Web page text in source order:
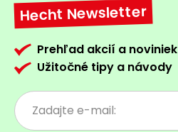
Hecht Newsletter
Prehľad akcií a noviniek
Užitočné tipy a návody